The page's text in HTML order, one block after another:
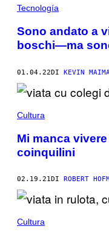
Tecnología
Sono andato a
boschi—ma
01.04.22DI KEVIN
Cultura
Mi manca
coinquilini
02.19.21DI ROBERT
Cultura